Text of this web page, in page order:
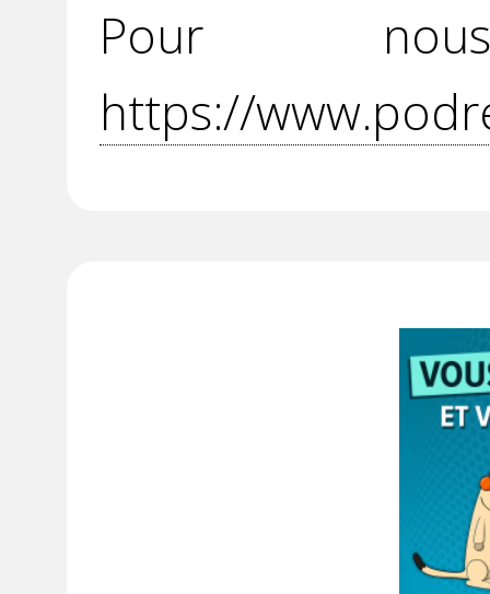
Pour
https://